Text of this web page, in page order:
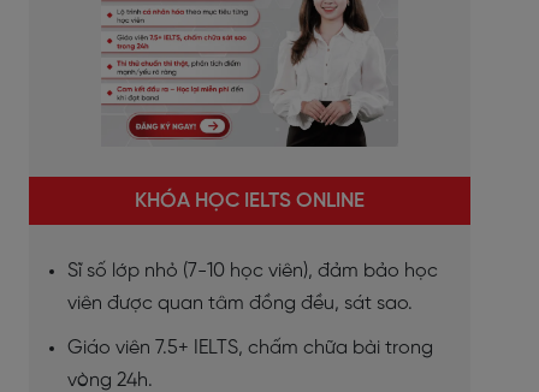
KHÓA HỌC IELTS ONLINE
Sĩ số lớp nhỏ (7-10 học viên), đảm bảo học
viên được quan tâm đồng đều, sát sao.
Giáo viên 7.5+ IELTS, chấm chữa bài trong
vòng 24h.